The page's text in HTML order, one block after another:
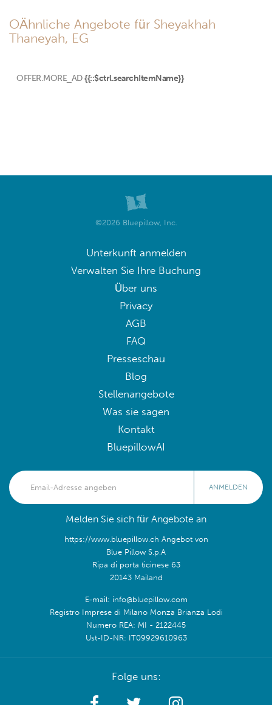
OÄhnliche Angebote für Sheyakhah
Thaneyah, EG
OFFER.MORE_AD {{::$ctrl.searchItemName}}
©2026 Bluepillow, Inc.
Unterkunft anmelden
Verwalten Sie Ihre Buchung
Über uns
Privacy
AGB
FAQ
Presseschau
Blog
Stellenangebote
Was sie sagen
Kontakt
BluepillowAI
ANMELDEN
Melden Sie sich für Angebote an
https://www.bluepillow.ch Angebot von
Blue Pillow S.p.A
Ripa di porta ticinese 63
20143 Mailand
E-mail: info@bluepillow.com
Registro Imprese di Milano Monza Brianza Lodi
Numero REA: MI - 2122445
Ust-ID-NR: IT09929610963
Folge uns: